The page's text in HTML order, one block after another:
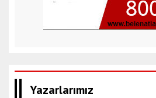
Yazarlarımız